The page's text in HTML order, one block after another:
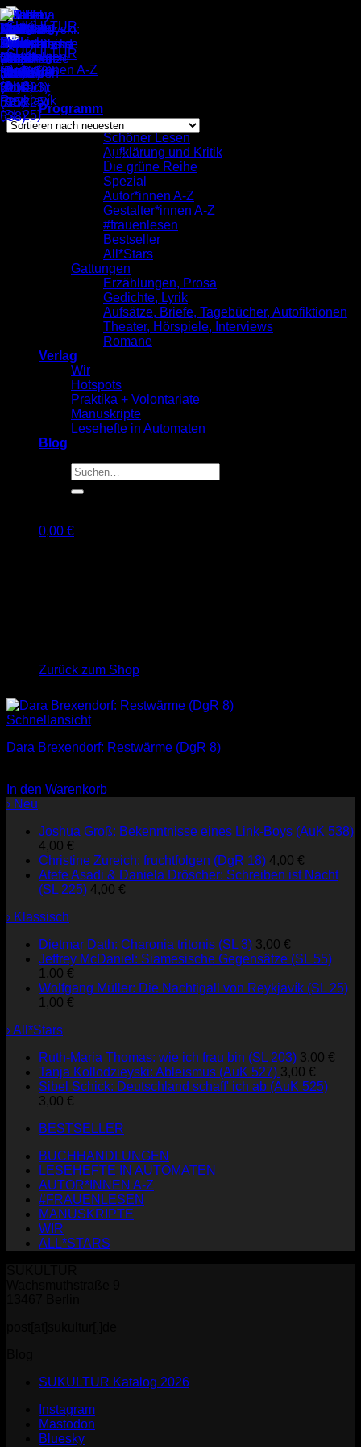
Zum
Inhalt
springen
Programm
komplett
Schöner Lesen
Aufklärung und Kritik
Die grüne Reihe
Spezial
Autor*innen A-Z
Gestalter*innen A-Z
#frauenlesen
Bestseller
All*Stars
Gattungen
Erzählungen, Prosa
Gedichte, Lyrik
Aufsätze, Briefe, Tagebücher, Autofiktionen
Theater, Hörspiele, Interviews
Romane
Verlag
Wir
Hotspots
Praktika + Volontariate
Manuskripte
Lesehefte in Automaten
Blog
Suche
nach:
0,00 €
Zurück zum Shop
Autor*innen A-Z
Einzelnes Ergebnis wird angezeigt
Dara Brexendorf
Schnellansicht
Dara Brexendorf: Restwärme (DgR 8)
In den Warenkorb
› Neu
Joshua Groß: Bekenntnisse eines Link-Boys (AuK 538)
4,00 €
Christine Zureich: fruchtfolgen (DgR 18) 4,00 €
Atefe Asadi & Daniela Dröscher: Schreiben ist Nacht
(SL 225) 4,00 €
› Klassisch
Dietmar Dath: Charonia tritonis (SL 3) 3,00 €
Jeffrey McDaniel: Siamesische Gegensätze (SL 55)
1,00 €
Wolfgang Müller: Die Nachtigall von Reykjavík (SL 25)
1,00 €
› All*Stars
Ruth-Maria Thomas: wie ich frau bin (SL 203) 3,00 €
Tanja Kollodzieyski: Ableismus (AuK 527) 3,00 €
Sibel Schick: Deutschland schaff' ich ab (AuK 525)
3,00 €
BESTSELLER
BUCHHANDLUNGEN
LESEHEFTE IN AUTOMATEN
AUTOR*INNEN A-Z
#FRAUENLESEN
MANUSKRIPTE
WIR
ALL*STARS
SUKULTUR Katalog 2026
Instagram
Mastodon
Bluesky